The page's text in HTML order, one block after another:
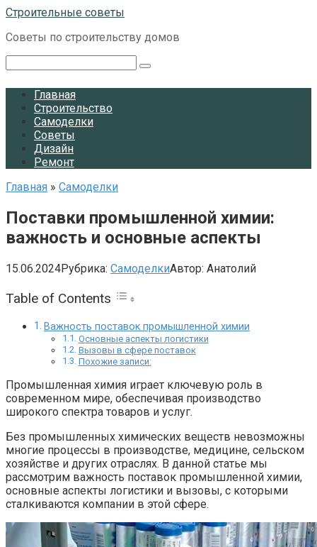
Перейти
контенту
Строительные советы
Советы по строительству домов
Главная
Строительство
Самоделки
Советы
Дизайн
Ремонт
Главная » Самоделки
Поставки промышленной химии:
важность и основные аспекты
15.06.2024Рубрика: СамоделкиАвтор: Анатолий
Table of Contents
Важность поставок промышленной химии
Основные аспекты логистики
Вызовы в сфере поставок
Похожие записи:
Промышленная химия играет ключевую роль в
современном мире, обеспечивая производство
широкого спектра товаров и услуг.
Без промышленных химических веществ невозможны
многие процессы в производстве, медицине, сельском
хозяйстве и других отраслях. В данной статье мы
рассмотрим важность поставок промышленной химии,
основные аспекты логистики и вызовы, с которыми
сталкиваются компании в этой сфере.